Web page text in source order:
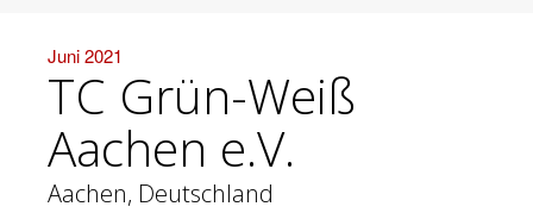
Juni 2021
TC Grün-Weiß
Aachen e.V.
Aachen, Deutschland